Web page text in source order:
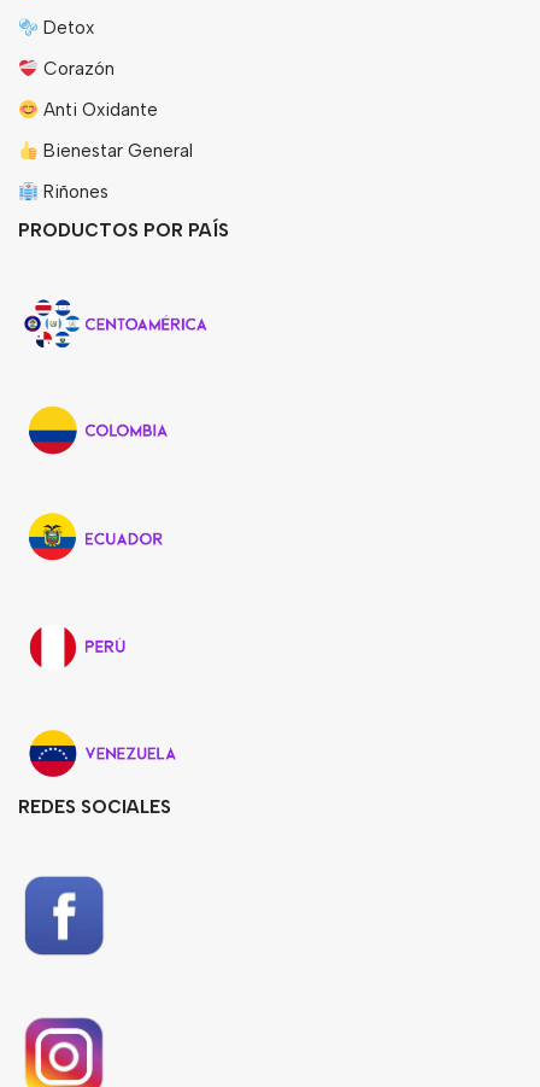
Detox
Corazón
Anti Oxidante
Bienestar General
Riñones
PRODUCTOS POR PAÍS
REDES SOCIALES